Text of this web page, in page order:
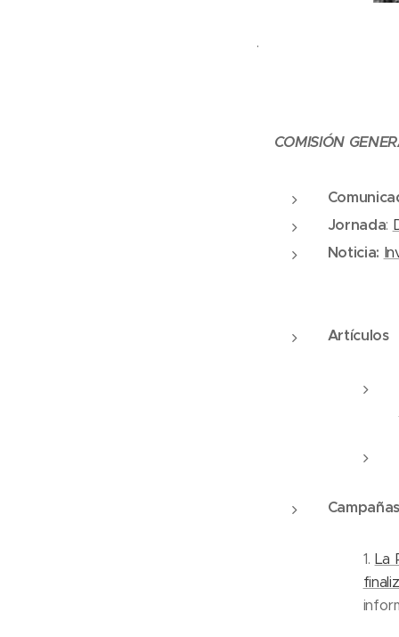
.
COMISIÓN
Jornada:
Noticia:
Artículos
1. La